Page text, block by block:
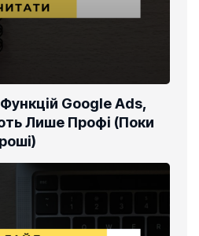
Google Ads,
Лише Профі (Поки